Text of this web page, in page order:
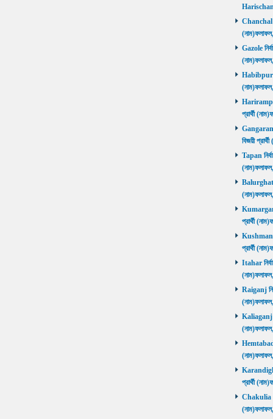
Chanchal
Gazole
Habibpur
প্রার্থী
বিজয়ী
Tapan
Balurghat
Kumarganj
প্রার্থী
প্রার্থী
Itahar
Raiganj
Kaliaganj
Hemtabad
Karandighi
প্রার্থী
Chakulia